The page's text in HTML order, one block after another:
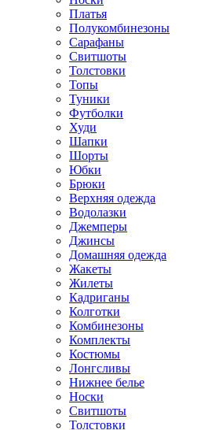
Платья
Полукомбинезоны
Сарафаны
Свитшоты
Толстовки
Топы
Туники
Футболки
Худи
Шапки
Шорты
Юбки
Брюки
Верхняя одежда
Водолазки
Джемперы
Джинсы
Домашняя одежда
Жакеты
Жилеты
Кадриганы
Колготки
Комбинезоны
Комплекты
Костюмы
Лонгсливы
Нижнее белье
Носки
Свитшоты
Толстовки